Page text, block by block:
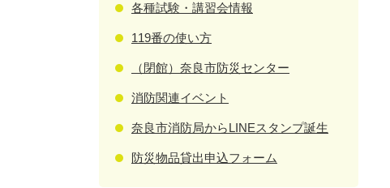
各種試験・講習会情報
119番の使い方
（閉館）奈良市防災センター
消防関連イベント
奈良市消防局からLINEスタンプ誕生
防災物品貸出申込フォーム